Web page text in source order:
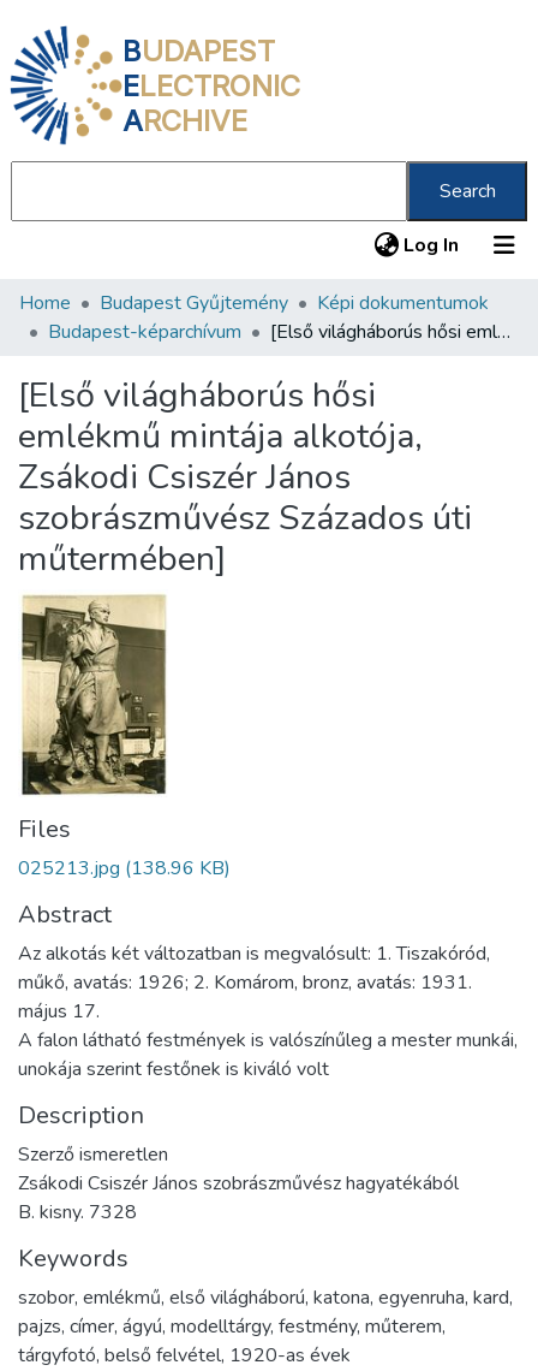
BUDAPEST
ELECTRONIC
ARCHIVE
Search
Log In (current)
Communities & Collections
Statistics
About us
Home Budapest Gyűjtemény
Képi dokumentumok
Budapest-képarchívum
[Első világháborús hősi emlékmű mintája alkotója, Zsákodi Csiszér János szobrászművész Százados úti műtermében]
[Első világháborús hősi
emlékmű mintája alkotója,
Zsákodi Csiszér János
szobrászművész Százados úti
műtermében]
Files
025213.jpg (138.96 KB)
Abstract
Az alkotás két változatban is megvalósult: 1. Tiszakóród,
műkő, avatás: 1926; 2. Komárom, bronz, avatás: 1931.
május 17.
A falon látható festmények is valószínűleg a mester munkái,
unokája szerint festőnek is kiváló volt
Description
Szerző ismeretlen
Zsákodi Csiszér János szobrászművész hagyatékából
B. kisny. 7328
Keywords
szobor, emlékmű, első világháború, katona, egyenruha, kard,
pajzs, címer, ágyú, modelltárgy, festmény, műterem,
tárgyfotó, belső felvétel, 1920-as évek